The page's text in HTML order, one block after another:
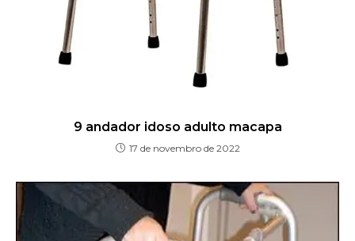
9 andador idoso adulto macapa
17 de novembro de 2022